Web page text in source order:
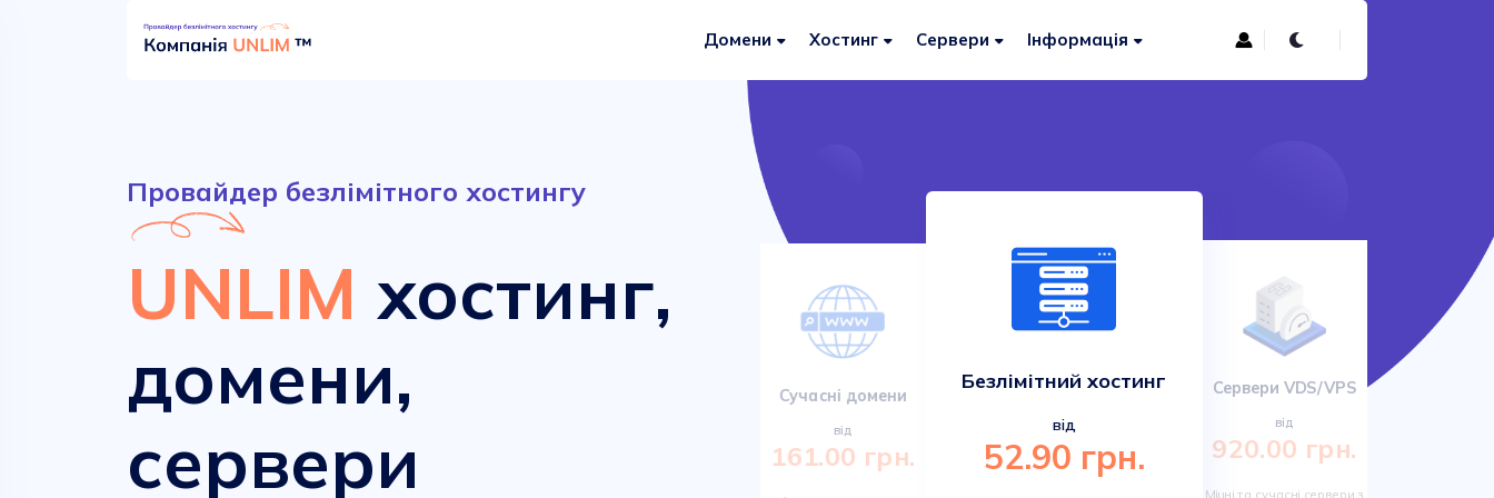
Домени Хостинг Сервери Інформація
Провайдер безлімітного хостингу
UNLIM хостинг,
домени,
сервери
Сучасні домени
161.00 грн.
Безлімітний хостинг
52.90 грн.
Сучасні домени
від
161.00 грн.
Безлімітний хостинг
від
52.90 грн.
Сервери VDS/VPS
від
920.00 грн.